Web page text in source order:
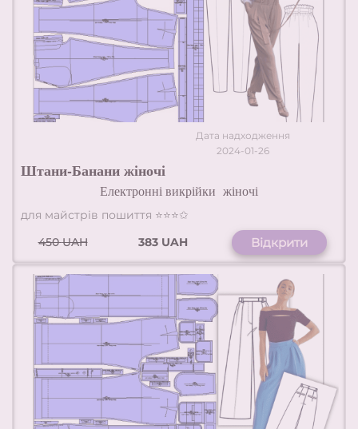
Дата надходження
2024-01-26
Штани-Банани жіночі
Електронні викрійки жіночі
для майстрів пошиття ⭐⭐⭐✩
450UAH 383 UAH Відкрити